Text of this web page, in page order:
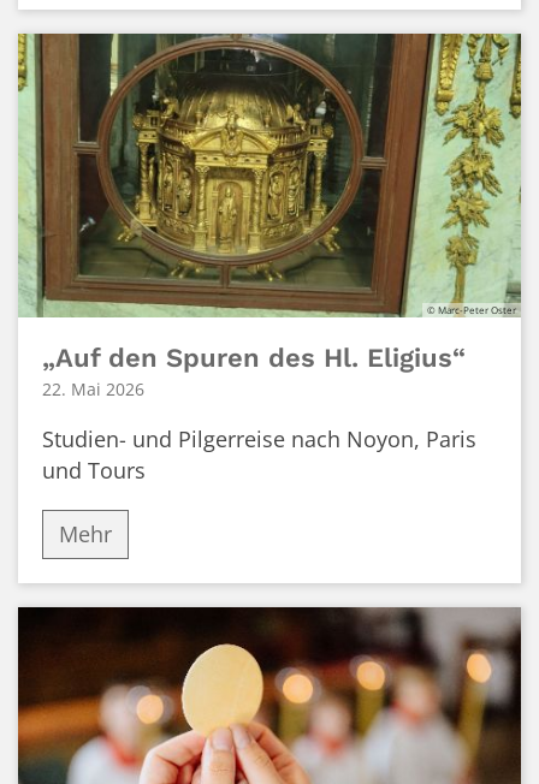
© Marc-Peter Oster
„Auf den Spuren des Hl. Eligius“
22. Mai 2026
Studien- und Pilgerreise nach Noyon, Paris
und Tours
Mehr